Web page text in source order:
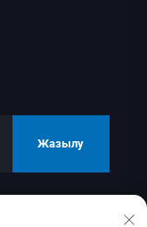
Жазылу